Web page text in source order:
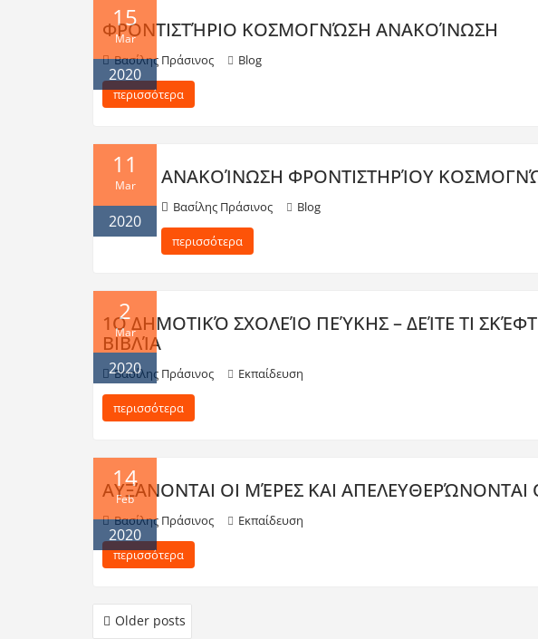
15
Mar
2020
ΦΡΟΝΤΙΣΤΉΡΙΟ ΚΟΣΜΟΓΝΏΣΗ ΑΝΑΚΟΊΝΩΣΗ
Βασίλης Πράσινος Blog
περισσότερα
11
Mar
2020
ΑΝΑΚΟΊΝΩΣΗ ΦΡΟΝΤΙΣΤΗΡΊΟΥ
Βασίλης Πράσινος Blog
περισσότερα
2
Mar
2020
1Ο ΔΗΜΟΤΙΚΌ ΣΧΟΛΕΊΟ ΠΕΎΚΗΣ – ΔΕΊΤΕ ΤΙ
ΒΙΒΛΊΑ
Βασίλης Πράσινος Εκπαίδευση
περισσότερα
14
Feb
2020
ΑΥΞΆΝΟΝΤΑΙ ΟΙ ΜΈΡΕΣ ΚΑΙ ΑΠΕΛΕΥΘΕΡΏΝΟΝΤΑΙ
Βασίλης Πράσινος Εκπαίδευση
περισσότερα
Older posts